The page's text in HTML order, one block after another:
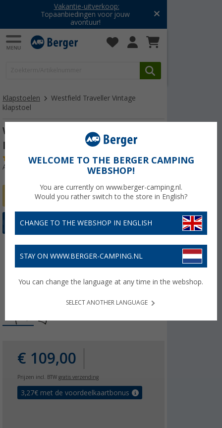
Vakantie-uitverkoop:
Topaanbiedingen voor jouw
avontuur!
Klapstoelen
Westfield Traveller Vintage
klapstoel
Westfield Traveller Vintage
klapstoel
(42)
Artikelnr: 732650
€ 109,00
Prijzen incl. BTW gratis verzending
3,27€ met de voordeelkaartbonus
WELCOME TO THE BERGER CAMPING
WEBSHOP!
You are currently on www.berger-camping.nl.
Would you rather switch to the store in English?
CHANGE TO THE WEBSHOP IN ENGLISH
STAY ON WWW.BERGER-CAMPING.NL
You can change the language at any time in the webshop.
SELECT ANOTHER LANGUAGE